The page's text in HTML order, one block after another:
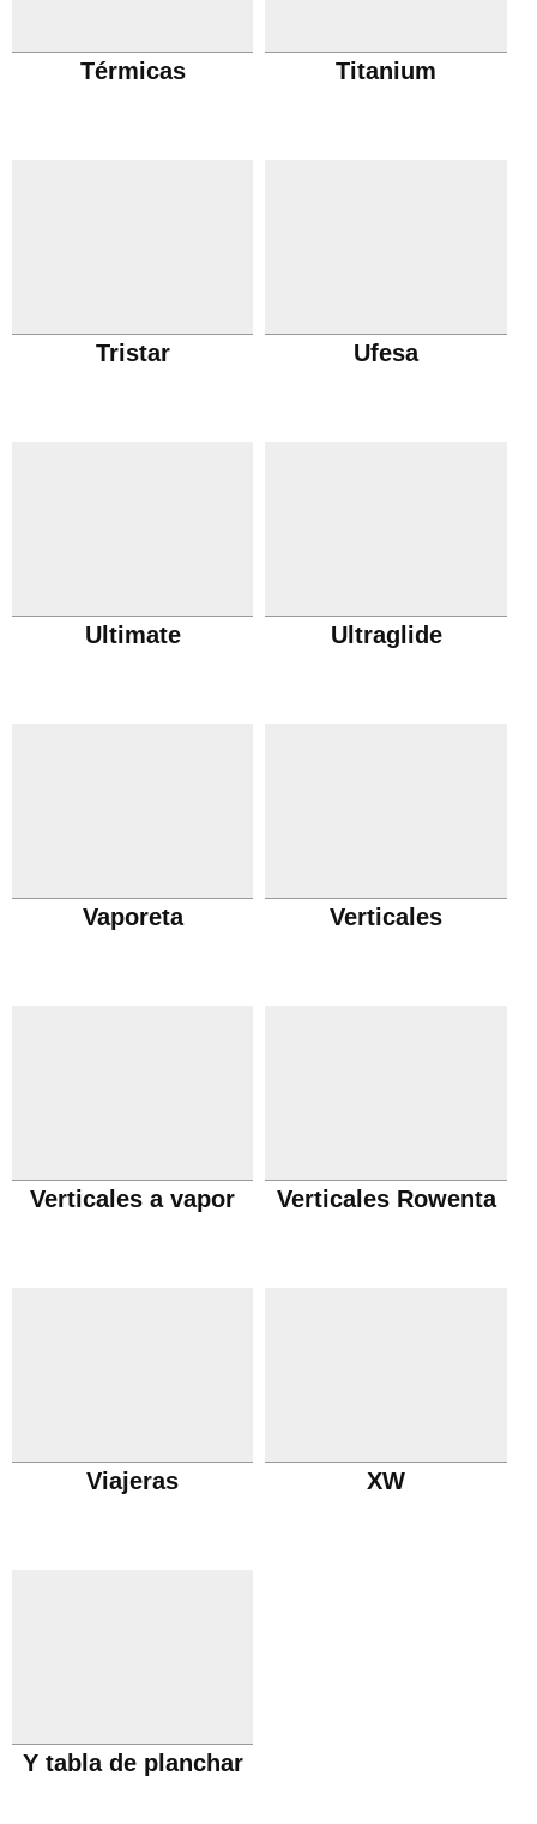
Térmicas Titanium
Tristar Ufesa
Ultimate Ultraglide
Vaporeta Verticales
Verticales a vapor Verticales Rowenta
Viajeras XW
Y tabla de planchar